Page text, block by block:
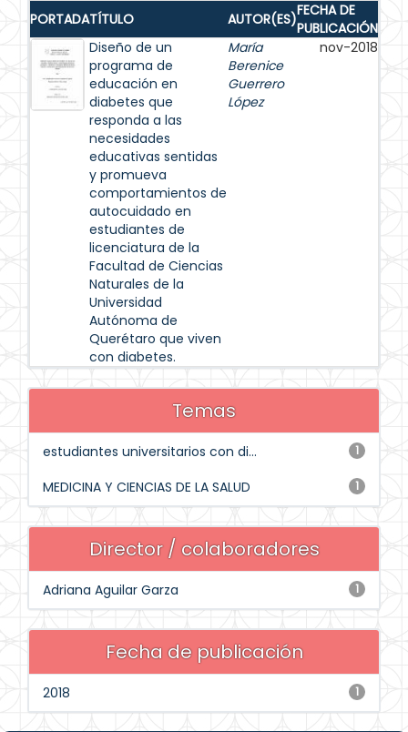
PORTADATÍTULO AUTOR(ES)FECHA DE
PUBLICACIÓN
Diseño de un
programa de
educación en
diabetes que
responda a las
necesidades
educativas sentidas
y promueva
comportamientos de
autocuidado en
estudiantes de
licenciatura de la
Facultad de Ciencias
Naturales de la
Universidad
Autónoma de
Querétaro que viven
con diabetes.
María
Berenice
Guerrero
López
nov-2018
Temas
1
estudiantes universitarios con di...
1
MEDICINA Y CIENCIAS DE LA SALUD
Director / colaboradores
1
Adriana Aguilar Garza
Fecha de publicación
1
2018